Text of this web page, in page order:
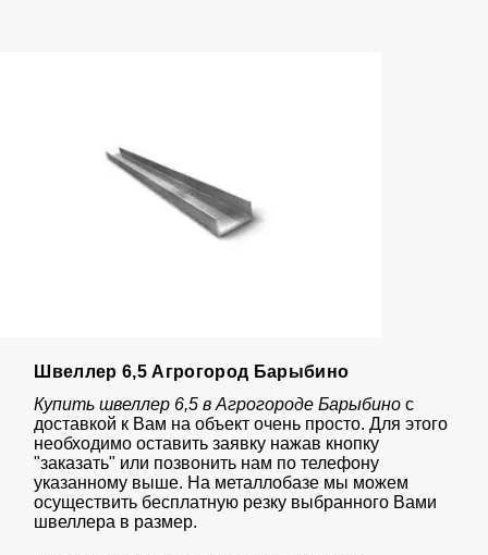
Швеллер 6,5 Агрогород Барыбино
Купить швеллер 6,5 в Агрогороде Барыбинос
доставкой к Вам на объект очень просто. Для этого
необходимо оставить заявку нажав кнопку
"заказать" или позвонить нам по телефону
указанному выше. На металлобазе мы можем
осуществить бесплатную резку выбранного Вами
швеллера в размер.